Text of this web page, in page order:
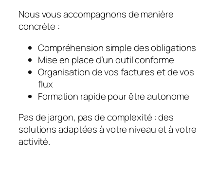
Nous vous accompagnons de manière
concrète :
Compréhension simple des obligations
Mise en place d’un outil conforme
Organisation de vos factures et de vos
flux
Formation rapide pour être autonome
Pas de jargon, pas de complexité : des
solutions adaptées à votre niveau et à votre
activité.